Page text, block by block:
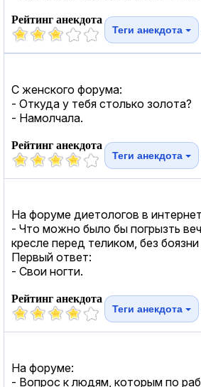
Рейтинг анекдота
Теги анекдота
С женского форума:
- Откуда у тебя столько золота?
- Намолчала.
Рейтинг анекдота
Теги анекдота
На форуме диетологов в
- Что можно было бы погрызть
кресле перед теликом, без
Первый ответ:
- Свои ногти.
Рейтинг анекдота
Теги анекдота
На форуме:
- Вопрос к людям, которым по